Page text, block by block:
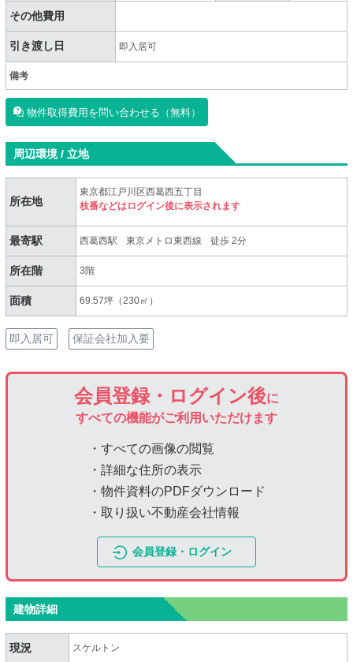
その他費用
引き渡し日 即入居可
備考
物件取得費用を問い合わせる（無料）
周辺環境 / 立地
所在地
東京都江戸川区西葛西五丁目
枝番などはログイン後に表示されます
最寄駅 西葛西駅 東京メトロ東西線 徒歩 2分
所在階 3階
面積 69.57坪（230㎡）
即入居可 保証会社加入要
会員登録・ログイン後に
すべての機能がご利用いただけます
・すべての画像の閲覧
・詳細な住所の表示
・物件資料のPDFダウンロード
・取り扱い不動産会社情報
会員登録・ログイン
建物詳細
現況 スケルトン